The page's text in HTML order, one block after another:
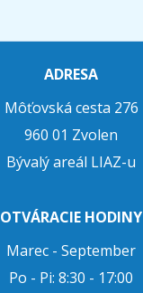
ADRESA
Môťovská cesta 276
960 01 Zvolen
Bývalý areál LIAZ-u
OTVÁRACIE HODINY
Marec - September
Po - Pi: 8:30 - 17:00